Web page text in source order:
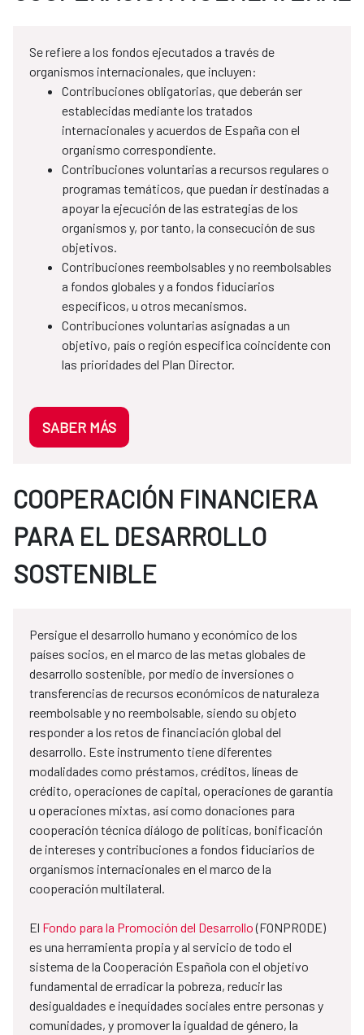
Se refiere a los fondos ejecutados a través de
organismos internacionales, que incluyen:
Contribuciones obligatorias, que deberán ser
establecidas mediante los tratados
internacionales y acuerdos de España con el
organismo correspondiente.
Contribuciones voluntarias a recursos regulares o
programas temáticos, que puedan ir destinadas a
apoyar la ejecución de las estrategias de los
organismos y, por tanto, la consecución de sus
objetivos.
Contribuciones reembolsables y no reembolsables
a fondos globales y a fondos fiduciarios
específicos, u otros mecanismos.
Contribuciones voluntarias asignadas a un
objetivo, país o región específica coincidente con
las prioridades del Plan Director.
SABER MÁS
COOPERACIÓN FINANCIERA
PARA EL DESARROLLO
SOSTENIBLE
Persigue el desarrollo humano y económico de los
países socios, en el marco de las metas globales de
desarrollo sostenible, por medio de inversiones o
transferencias de recursos económicos de naturaleza
reembolsable y no reembolsable, siendo su objeto
responder a los retos de financiación global del
desarrollo. Este instrumento tiene diferentes
modalidades como préstamos, créditos, líneas de
crédito, operaciones de capital, operaciones de garantía
u operaciones mixtas, así como donaciones para
cooperación técnica diálogo de políticas, bonificación
de intereses y contribuciones a fondos fiduciarios de
organismos internacionales en el marco de la
cooperación multilateral.
El Fondo para la Promoción del Desarrollo(FONPRODE)
es una herramienta propia y al servicio de todo el
sistema de la Cooperación Española con el objetivo
fundamental de erradicar la pobreza, reducir las
desigualdades e inequidades sociales entre personas y
comunidades, y promover la igualdad de género, la